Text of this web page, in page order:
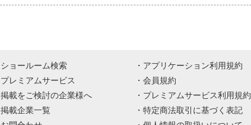
ショールーム検索
プレミアムサービス
掲載をご検討の企業様へ
掲載企業一覧
アプリケーション利用規約
会員規約
プレミアムサービス利用規約
特定商法取引に基づく表記